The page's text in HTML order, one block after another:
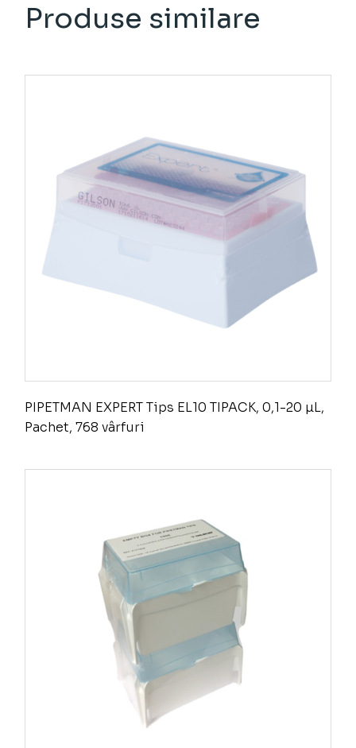
Produse similare
PIPETMAN EXPERT Tips EL10 TIPACK, 0,1-20 µL,
Pachet, 768 vârfuri